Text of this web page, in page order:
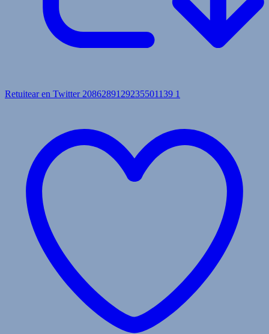
Retuitear en Twitter 2086289129235501139 1